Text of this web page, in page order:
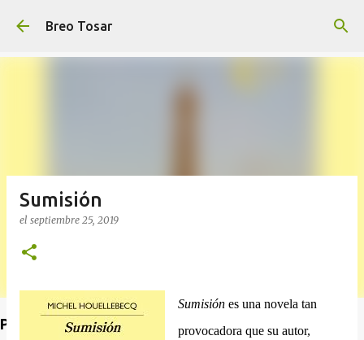
Breo Tosar
Poet's Abbey (Blog de lecturas)
Sumisión
el septiembre 25, 2019
Sumisión es una novela tan
provocadora que su autor,